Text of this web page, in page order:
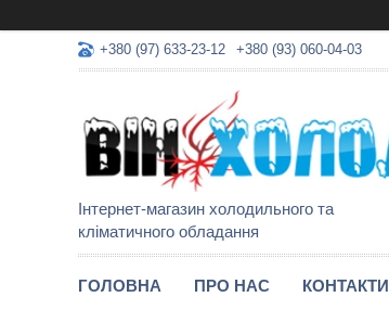
+380 (97) 633-23-12 +380 (93) 060-04-03
Інтернет-магазин холодильного та
кліматичного обладання
ГОЛОВНА ПРО НАС КОНТАКТИ